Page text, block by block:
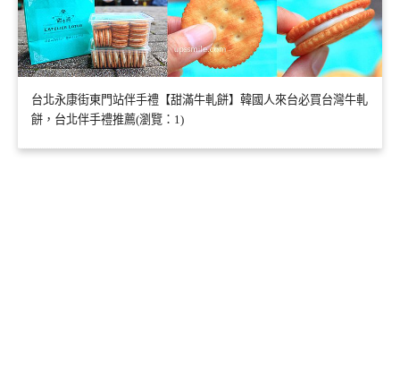
台北永康街東門站伴手禮【甜滿牛軋餅】韓國人來台必買台灣牛軋
餅，台北伴手禮推薦(瀏覽：1)